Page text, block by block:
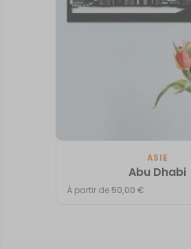
ASIE
Abu Dhabi
À partir de 50,00€